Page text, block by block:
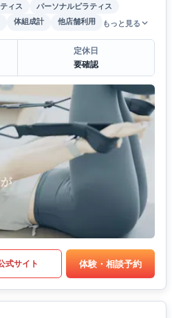
ィス
パーソナルピラティス
体組成計 他店舗利用 もっと見る
定休日
要確認
式サイト 体験・相談予約